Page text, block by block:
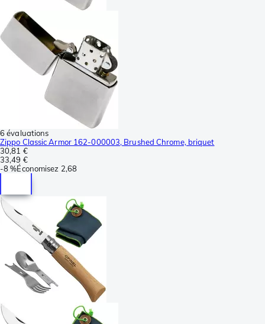
6 évaluations
Zippo Classic Armor 162-000003, Brushed Chrome, briquet
30,81 €
33,49 €
-8 %Économisez 2,68